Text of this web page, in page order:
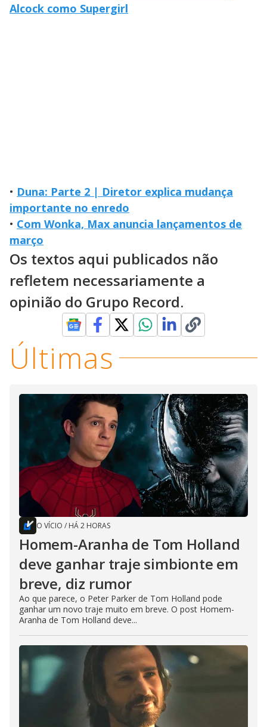
Alcock como Supergirl
• Duna: Parte 2 | Diretor explica mudança
importante no enredo
• Com Wonka, Max anuncia lançamentos de
março
Os textos aqui publicados não
refletem necessariamente a
opinião do Grupo Record.
Últimas
O VÍCIO / HÁ 2 HORAS
Homem-Aranha de Tom Holland
deve ganhar traje simbionte em
breve, diz rumor
Ao que parece, o Peter Parker de Tom Holland pode
ganhar um novo traje muito em breve. O post Homem-
Aranha de Tom Holland deve...